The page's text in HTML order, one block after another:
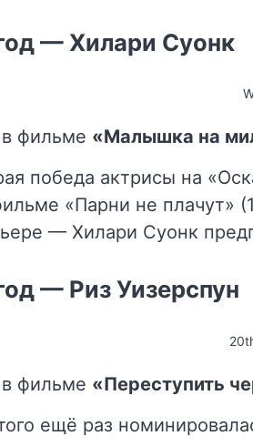
— Хилари Суонк
фильме «Малышка на
победа актрисы на
«Парни не плачут»
— Хилари Суонк
— Риз Уизерспун
фильме «Переступить
ещё раз